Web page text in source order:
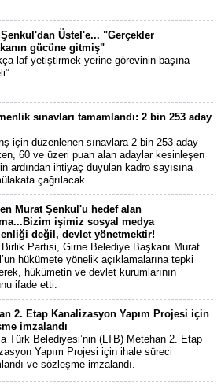
Şenkul'dan Üstel'e... "Gerçekler
gücüne gitmiş"
laf yetiştirmek yerine görevinin başına
sınavları tamamlandı: 2 bin 253 aday
için düzenlenen sınavlara 2 bin 253 aday
60 ve üzeri puan alan adaylar kesinleşen
ardından ihtiyaç duyulan kadro sayısına
çağrılacak.
Murat Şenkul'u hedef alan
işimiz sosyal medya
değil, devlet yönetmektir!
Partisi, Girne Belediye Başkanı Murat
hükümete yönelik açıklamalarına tepki
hükümetin ve devlet kurumlarının
ifade etti.
2. Etap Kanalizasyon Yapım Projesi için
imzalandı
Türk Belediyesi’nin (LTB) Metehan 2. Etap
Yapım Projesi için ihale süreci
ve sözleşme imzalandı.